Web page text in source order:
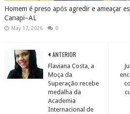
Homem é preso após agredir e ameaçar
Canapi–AL
May 17, 2026 0
ANTERIOR
Flaviana Costa, a
Moça da
Superação recebe
medalha da
Academia
Internacional de